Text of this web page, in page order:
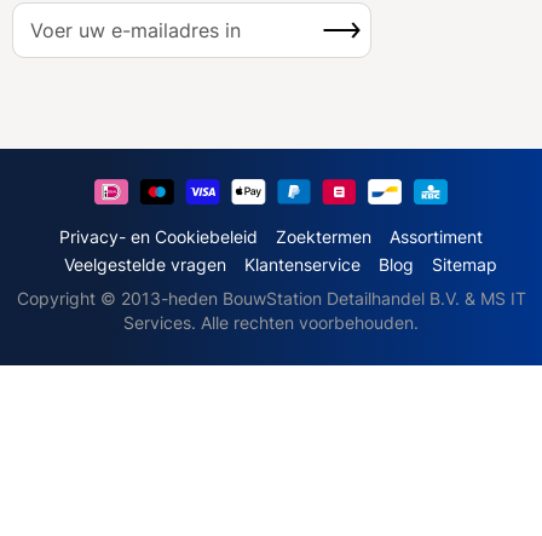
A
e
o
z
Inschrijven
Privacy- en Cookiebeleid Zoektermen
Assortiment
Veelgestelde vragen
Klantenservice Blog
Sitemap
Copyright © 2013-heden BouwStation Detailhandel B.V. & MS IT
Services. Alle rechten voorbehouden.